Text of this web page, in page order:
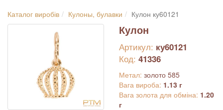
Каталог виробів Кулоны, булавки Кулон ку60121
Кулон
Артикул: ку60121
Код: 41336
Метал: золото 585
Вага вироба: 1.13 г
Вага золота для обміна: 1.20
г